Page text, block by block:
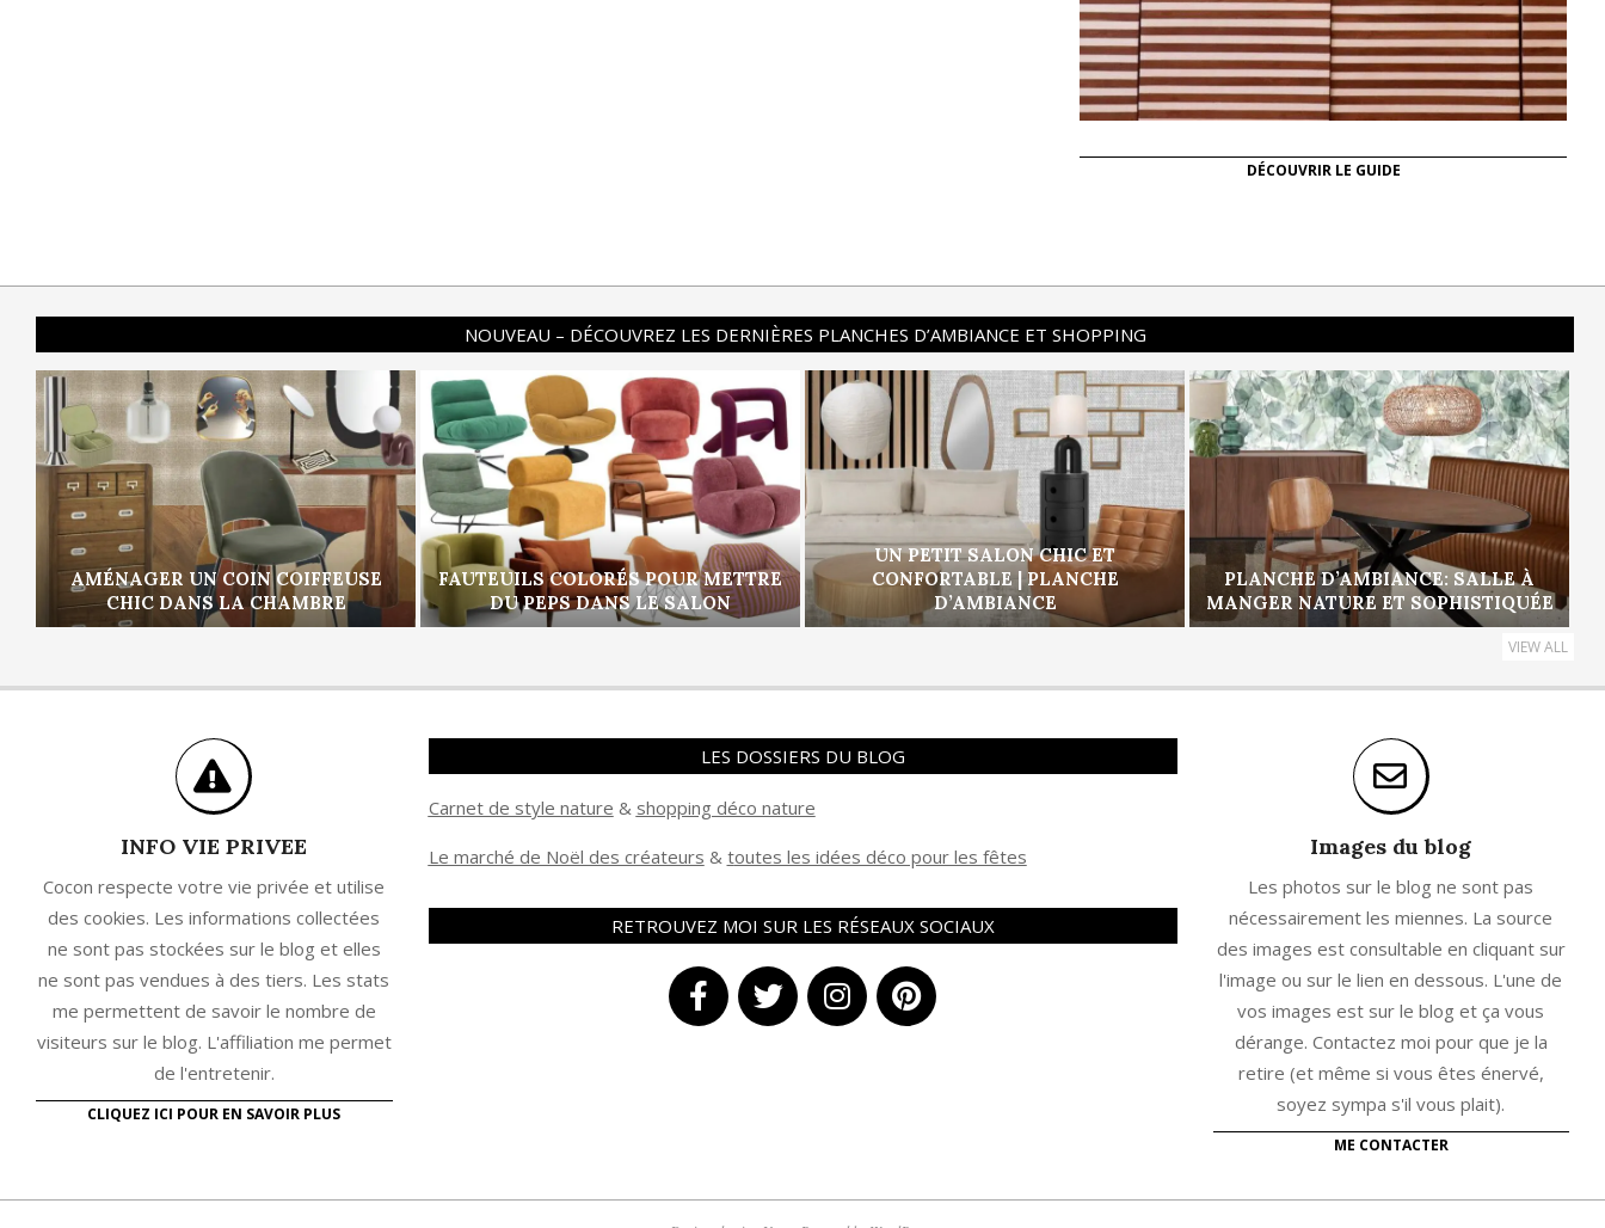
DÉCOUVRIR LE GUIDE
NOUVEAU – DÉCOUVREZ LES DERNIÈRES PLANCHES D’AMBIANCE ET SHOPPING
AMÉNAGER UN COIN COIFFEUSE
CHIC DANS LA CHAMBRE
FAUTEUILS COLORÉS POUR METTRE
DU PEPS DANS LE SALON
UN PETIT SALON CHIC ET
CONFORTABLE | PLANCHE
D’AMBIANCE
PLANCHE D’AMBIANCE: SALLE À
MANGER NATURE ET SOPHISTIQUÉE
VIEW ALL
INFO VIE PRIVEE
Cocon respecte votre vie privée et utilise
des cookies. Les informations collectées
ne sont pas stockées sur le blog et elles
ne sont pas vendues à des tiers. Les stats
me permettent de savoir le nombre de
visiteurs sur le blog. L'affiliation me permet
de l'entretenir.
CLIQUEZ ICI POUR EN SAVOIR PLUS
LES DOSSIERS DU BLOG
Carnet de style nature & shopping déco nature
Le marché de Noël des créateurs & toutes les idées déco pour les fêtes
RETROUVEZ MOI SUR LES RÉSEAUX SOCIAUX
Images du blog
Les photos sur le blog ne sont pas
nécessairement les miennes. La source
des images est consultable en cliquant sur
l'image ou sur le lien en dessous. L'une de
vos images est sur le blog et ça vous
dérange. Contactez moi pour que je la
retire (et même si vous êtes énervé,
soyez sympa s'il vous plait).
ME CONTACTER